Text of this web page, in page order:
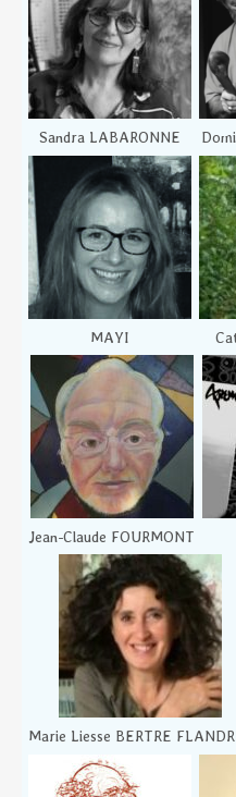
Sandra LABARONNE
MAYI
Jean-Claude FOURMONT
Marie Liesse BERTRE